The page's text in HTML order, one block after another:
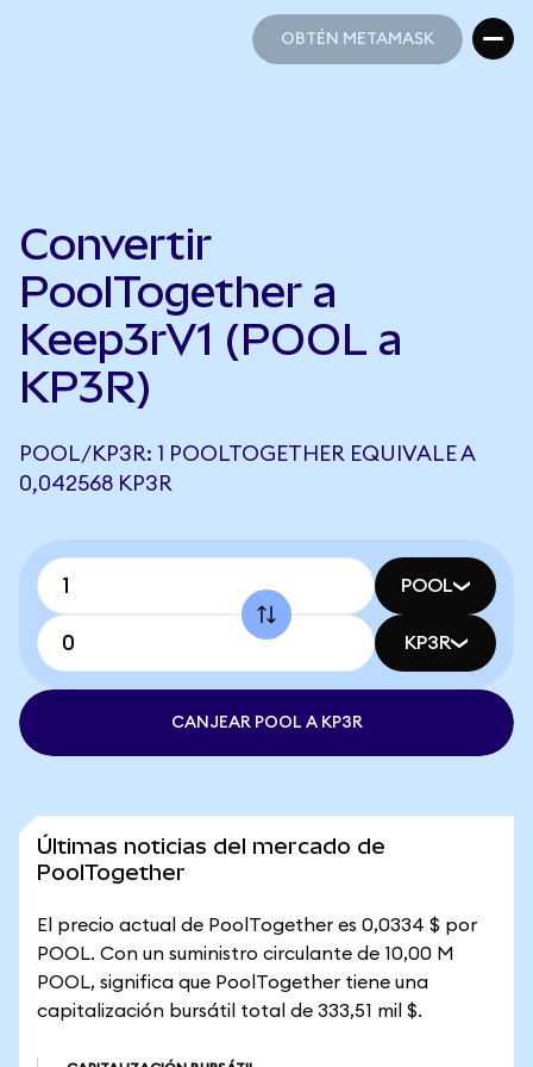
OBTÉN METAMASK
Convertir
PoolTogether a
Keep3rV1 (POOL a
KP3R)
POOL/KP3R: 1 POOLTOGETHER EQUIVALE A
0,042568 KP3R
POOL
KP3R
CANJEAR POOL A KP3R
Últimas noticias del mercado de
PoolTogether
El precio actual de PoolTogether es 0,0334 $ por
POOL. Con un suministro circulante de 10,00 M
POOL, significa que PoolTogether tiene una
capitalización bursátil total de 333,51 mil $.